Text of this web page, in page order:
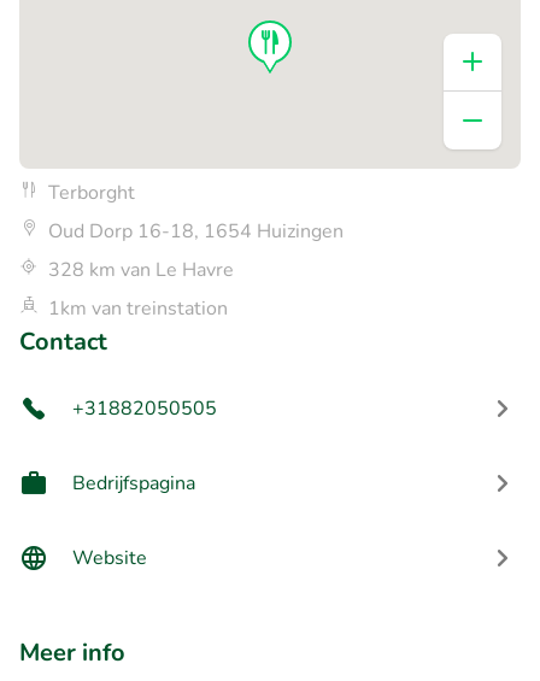
Terborght
Oud Dorp 16-18, 1654 Huizingen
328 km van Le Havre
1km van treinstation
Contact
+31882050505
Bedrijfspagina
Website
Meer info